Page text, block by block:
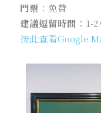
門票 ：免費
建議逗留時間 ：1-
按此查看Google